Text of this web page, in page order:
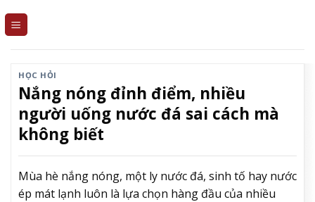
HỌC HỎI
Nắng nóng đỉnh điểm, nhiều
người uống nước đá sai cách mà
không biết
Mùa hè nắng nóng, một ly nước đá, sinh tố hay nước
ép mát lạnh luôn là lựa chọn hàng đầu của nhiều